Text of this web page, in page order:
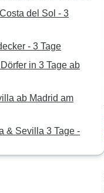
del Sol - 3
- 3 Tage
in 3 Tage ab
ab Madrid am
& Sevilla 3 Tage -